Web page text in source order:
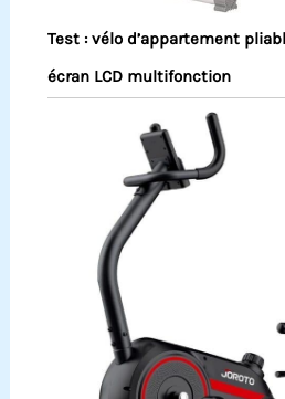
Test : vélo d’appartement
écran LCD multifonction